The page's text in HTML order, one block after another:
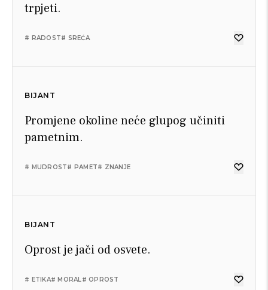
trpjeti.
# RADOST# SREĆA
BIJANT
Promjene okoline neće glupog učiniti
pametnim.
# MUDROST# PAMET# ZNANJE
BIJANT
Oprost je jači od osvete.
# ETIKA# MORAL# OPROST